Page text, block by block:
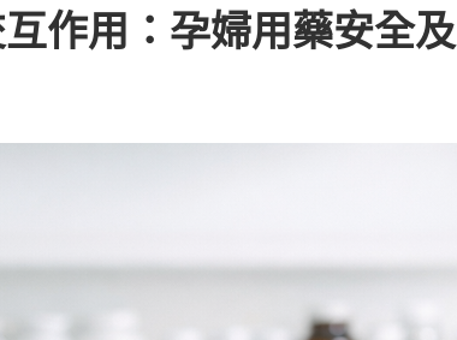
作用：孕婦用藥安全及